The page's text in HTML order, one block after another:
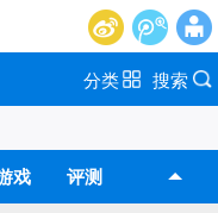
搜索
分类
戏 评测